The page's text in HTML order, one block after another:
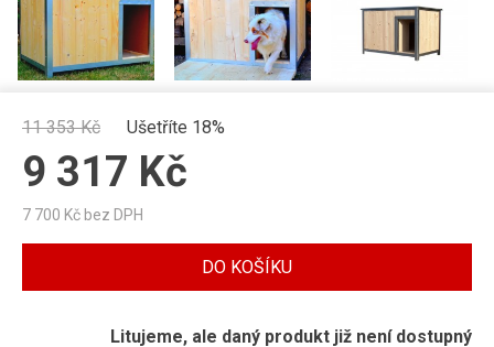
11 353Kč Ušetříte 18%
9 317 Kč
7 700 Kč bez DPH
DO KOŠÍKU
Litujeme, ale daný produkt již není dostupný